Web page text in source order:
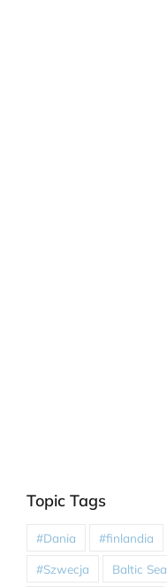
Topic Tags
#Dania #finlandia
#Szwecja Baltic Sea